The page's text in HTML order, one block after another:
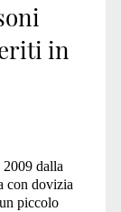
in
2009 dalla
con dovizia
piccolo